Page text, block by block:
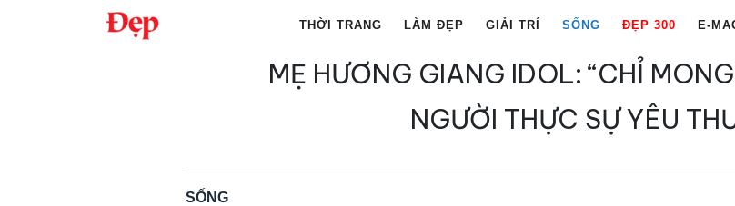
THỜI TRANG LÀM ĐẸP GIẢI TRÍ SỐNG ĐẸP 300 E-
MẸ HƯƠNG GIANG IDOL: “CHỈ
NGƯỜI THỰC SỰ YÊU
SỐNG